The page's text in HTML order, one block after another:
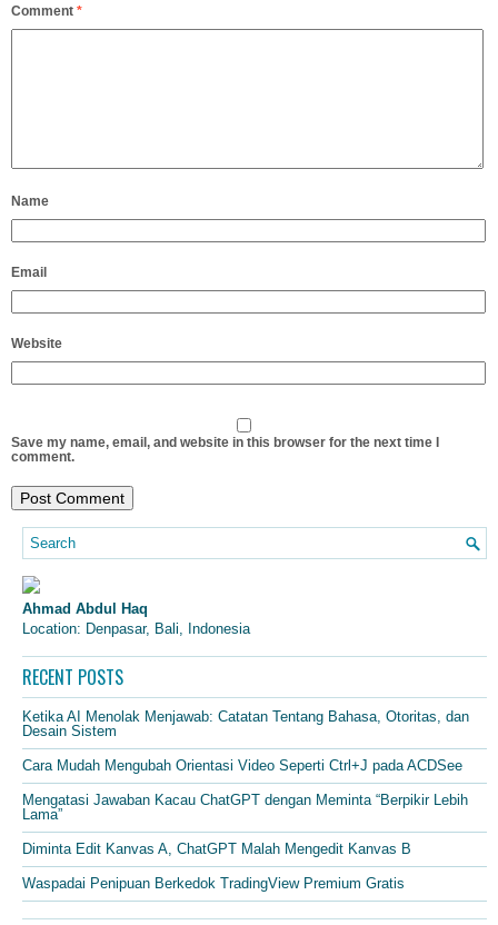
Comment *
Name
Email
Website
Save my name, email, and website in this browser for the next time I
comment.
Ahmad Abdul Haq
Location: Denpasar, Bali, Indonesia
RECENT POSTS
Ketika AI Menolak Menjawab: Catatan Tentang Bahasa, Otoritas, dan
Desain Sistem
Cara Mudah Mengubah Orientasi Video Seperti Ctrl+J pada ACDSee
Mengatasi Jawaban Kacau ChatGPT dengan Meminta “Berpikir Lebih
Lama”
Diminta Edit Kanvas A, ChatGPT Malah Mengedit Kanvas B
Waspadai Penipuan Berkedok TradingView Premium Gratis